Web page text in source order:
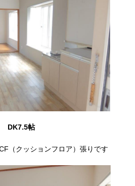
DK7.5帖
（クッションフロア）張りです